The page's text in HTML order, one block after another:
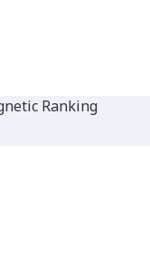
Ranking